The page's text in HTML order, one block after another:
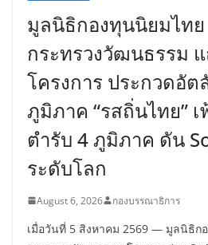
มูลนิธิกองทุนนิยมไท
กระทรวงวัฒนธรรม
โครงการ ประกวดอั
ภูมิภาค “รสถิ่นไทย”
ตำรับ 4 ภูมิภาค ดัน
ระดับโลก
August 6, 2026 กองบรรณาธิการ
เมื่อวันที่ 5 สิงหาคม 2569 — มูลนิธิก